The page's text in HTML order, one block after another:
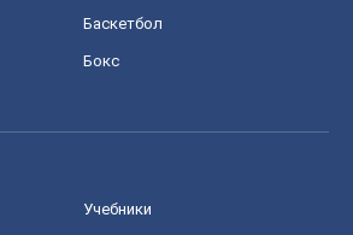
Баскетбол
Бокс
Учебники